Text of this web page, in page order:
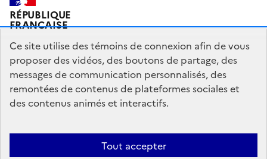
RÉPUBLIQUE
FRANÇAISE
Plan du site Mentions légales Qui sommes-nous ?
Partagez votre expérience pour améliorer les services
Accessibilité : partiellement conforme
Ce site utilise des témoins de connexion afin de vous
proposer des vidéos, des boutons de partage, des
messages de communication personnalisés, des
remontées de contenus de plateformes sociales et
des contenus animés et interactifs.
Tout accepter